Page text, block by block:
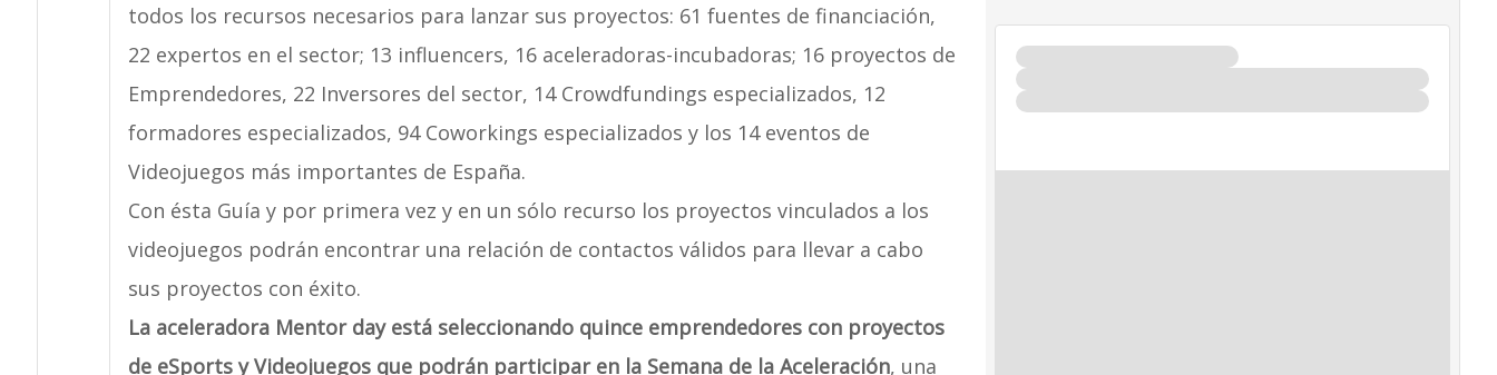
todos los recursos necesarios para lanzar sus proyectos: 61 fuentes de financiación,
22 expertos en el sector; 13 influencers, 16 aceleradoras-incubadoras; 16 proyectos de
Emprendedores, 22 Inversores del sector, 14 Crowdfundings especializados, 12
formadores especializados, 94 Coworkings especializados y los 14 eventos de
Videojuegos más importantes de España.
Con ésta Guía y por primera vez y en un sólo recurso los proyectos vinculados a los
videojuegos podrán encontrar una relación de contactos válidos para llevar a cabo
sus proyectos con éxito.
La aceleradora Mentor day está seleccionando quince emprendedores con proyectos
de eSports y Videojuegos que podrán participar en la Semana de la Aceleración, una